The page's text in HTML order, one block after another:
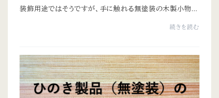
装飾用途ではそうですが、手に触れる無塗装の木製小物で
は評価軸が異なります。この用途では、硬さや重量よりも触
続きを読む